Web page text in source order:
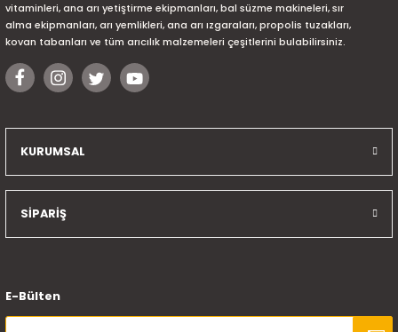
vitaminleri, ana arı yetiştirme ekipmanları, bal süzme makineleri, sır
alma ekipmanları, arı yemlikleri, ana arı ızgaraları, propolis tuzakları,
kovan tabanları ve tüm arıcılık malzemeleri çeşitlerini bulabilirsiniz.
KURUMSAL
SİPARİŞ
E-Bülten